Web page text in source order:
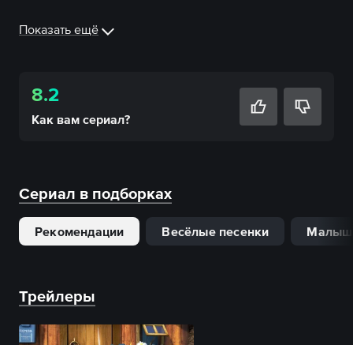
Показать ещё
8.2
Как вам сериал?
Сериал в подборках
Рекомендации Весёлые песенки
Трейлеры